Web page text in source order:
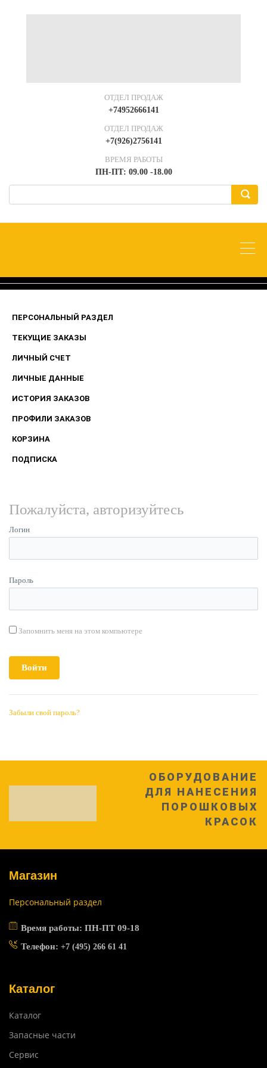
ОТДЕЛ ПРОДАЖ
+74952666141
ОТДЕЛ ПРОДАЖ
+7(926)2756141
ВРЕМЯ РАБОТЫ
ПН-ПТ: 09.00 -18.00
ПЕРСОНАЛЬНЫЙ РАЗДЕЛ
ТЕКУЩИЕ ЗАКАЗЫ
ЛИЧНЫЙ СЧЕТ
ЛИЧНЫЕ ДАННЫЕ
ИСТОРИЯ ЗАКАЗОВ
ПРОФИЛИ ЗАКАЗОВ
КОРЗИНА
ПОДПИСКА
Пожалуйста, авторизуйтесь
Логин
Пароль
Запомнить меня на этом компьютере
Забыли свой пароль?
ОБОРУДОВАНИЕ
ДЛЯ НАНЕСЕНИЯ
ПОРОШКОВЫХ
КРАСОК
Магазин
Персональный раздел
Время работы: ПН-ПТ 09-18
Телефон: +7 (495) 266 61 41
Каталог
Каталог
Запасные части
Сервис